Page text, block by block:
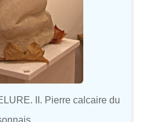
II. Pierre calcaire du